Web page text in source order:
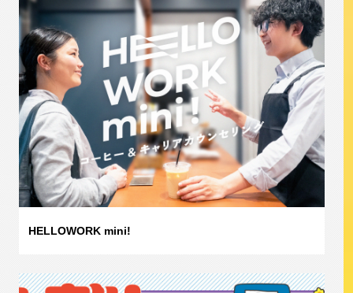
HELLOWORK mini!